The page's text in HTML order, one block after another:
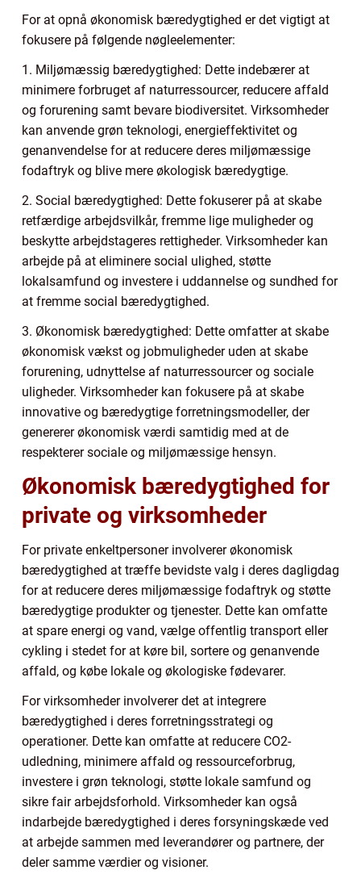
For at opnå økonomisk bæredygtighed er det vigtigt at
fokusere på følgende nøgleelementer:
1. Miljømæssig bæredygtighed: Dette indebærer at
minimere forbruget af naturressourcer, reducere affald
og forurening samt bevare biodiversitet. Virksomheder
kan anvende grøn teknologi, energieffektivitet og
genanvendelse for at reducere deres miljømæssige
fodaftryk og blive mere økologisk bæredygtige.
2. Social bæredygtighed: Dette fokuserer på at skabe
retfærdige arbejdsvilkår, fremme lige muligheder og
beskytte arbejdstageres rettigheder. Virksomheder kan
arbejde på at eliminere social ulighed, støtte
lokalsamfund og investere i uddannelse og sundhed for
at fremme social bæredygtighed.
3. Økonomisk bæredygtighed: Dette omfatter at skabe
økonomisk vækst og jobmuligheder uden at skabe
forurening, udnyttelse af naturressourcer og sociale
uligheder. Virksomheder kan fokusere på at skabe
innovative og bæredygtige forretningsmodeller, der
genererer økonomisk værdi samtidig med at de
respekterer sociale og miljømæssige hensyn.
Økonomisk bæredygtighed for
private og virksomheder
For private enkeltpersoner involverer økonomisk
bæredygtighed at træffe bevidste valg i deres dagligdag
for at reducere deres miljømæssige fodaftryk og støtte
bæredygtige produkter og tjenester. Dette kan omfatte
at spare energi og vand, vælge offentlig transport eller
cykling i stedet for at køre bil, sortere og genanvende
affald, og købe lokale og økologiske fødevarer.
For virksomheder involverer det at integrere
bæredygtighed i deres forretningsstrategi og
operationer. Dette kan omfatte at reducere CO2-
udledning, minimere affald og ressourceforbrug,
investere i grøn teknologi, støtte lokale samfund og
sikre fair arbejdsforhold. Virksomheder kan også
indarbejde bæredygtighed i deres forsyningskæde ved
at arbejde sammen med leverandører og partnere, der
deler samme værdier og visioner.